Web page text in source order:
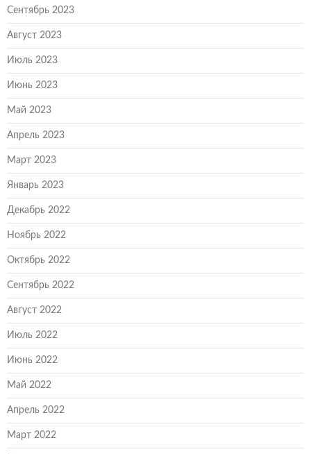
Сентябрь 2023
Август 2023
Июль 2023
Июнь 2023
Май 2023
Апрель 2023
Март 2023
Январь 2023
Декабрь 2022
Ноябрь 2022
Октябрь 2022
Сентябрь 2022
Август 2022
Июль 2022
Июнь 2022
Май 2022
Апрель 2022
Март 2022